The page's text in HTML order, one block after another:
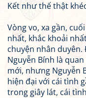
Kết như thế thật
Vòng vo, xa gần,
nhất, khắc khoải
chuyện nhân
Nguyễn Bính là
mới, nhưng Nguyễn
hiện đại với cái tình
trong giây lát, cái